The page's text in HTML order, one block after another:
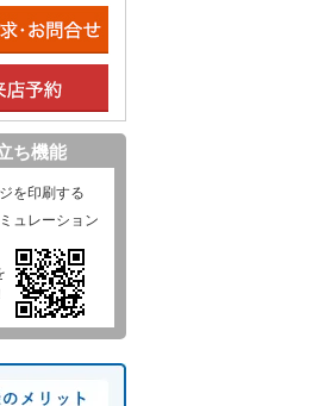
ち機能
を印刷する
ュレーション